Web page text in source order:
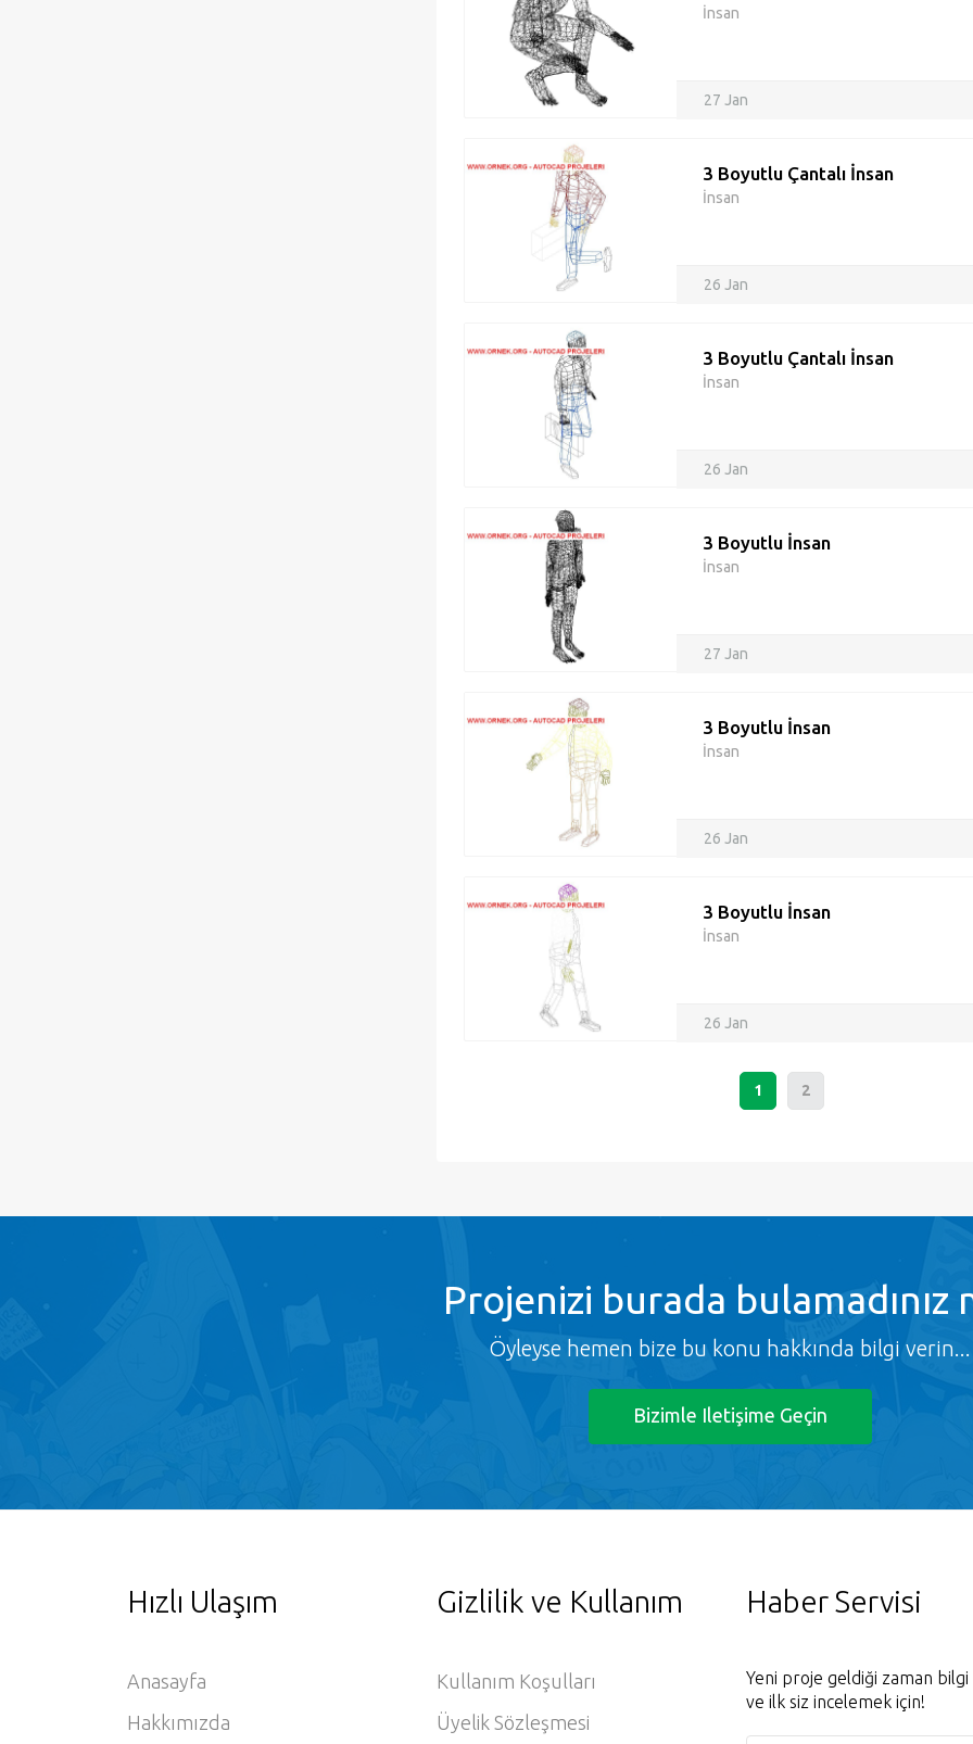
İnsan
27 Jan
3 Boyutlu Çantalı İnsan
İnsan
26 Jan
3 Boyutlu Çantalı İnsan
İnsan
26 Jan
3 Boyutlu İnsan
İnsan
27 Jan
3 Boyutlu İnsan
İnsan
26 Jan
3 Boyutlu İnsan
İnsan
26 Jan
1 2
Projenizi burada bulamadınız
Öyleyse hemen bize bu konu hakkında bilgi verin...
Bizimle Iletişime Geçin
Hızlı Ulaşım
Anasayfa
Hakkımızda
Gizlilik ve Kullanım
Kullanım Koşulları
Üyelik Sözleşmesi
Haber Servisi
Yeni proje geldiği zaman bilgi
ve ilk siz incelemek için!